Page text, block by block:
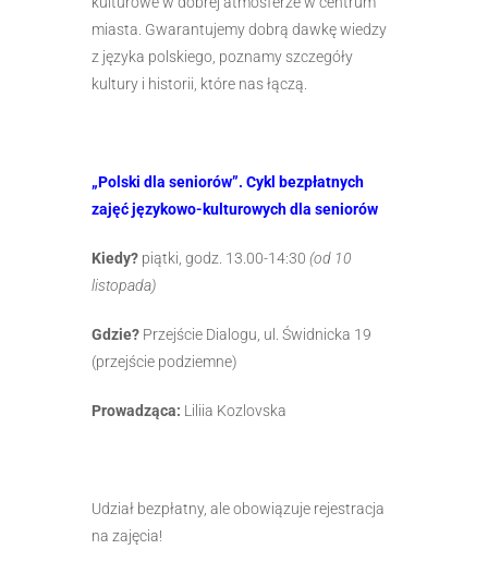
miasta. Gwarantujemy dobrą dawkę wiedzy
z języka polskiego, poznamy szczegóły
kultury i historii, które nas łączą.
„Polski dla seniorów”. Cykl bezpłatnych
zajęć językowo-kulturowych dla seniorów
Kiedy? piątki, godz. 13.00-14:30 (od 10
listopada)
Gdzie? Przejście Dialogu, ul. Świdnicka 19
(przejście podziemne)
Prowadząca: Liliia Kozlovska
Udział bezpłatny, ale obowiązuje rejestracja
na zajęcia!